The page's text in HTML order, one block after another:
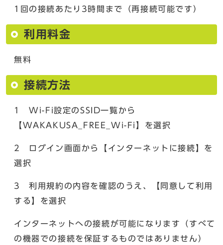
1回の接続あたり3時間まで（再接続可能です）
利用料金
無料
接続方法
1 Wi-Fi設定のSSID一覧から
【WAKAKUSA_FREE_Wi-Fi】を選択
2 ログイン画面から【インターネットに接続】を
選択
3 利用規約の内容を確認のうえ、【同意して利用
する】を選択
インターネットへの接続が可能になります（すべて
の機器での接続を保証するものではありません）